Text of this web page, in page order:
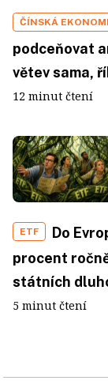
ČÍNSKÁ
podceňovat
větev sama,
12 minut čtení
ETF
Do
procent
státních
5 minut čtení